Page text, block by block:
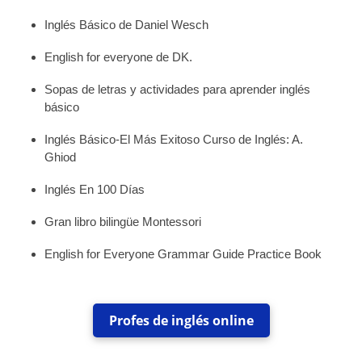
Inglés Básico de Daniel Wesch
English for everyone de DK.
Sopas de letras y actividades para aprender inglés
básico
Inglés Básico-El Más Exitoso Curso de Inglés: A.
Ghiod
Inglés En 100 Días
Gran libro bilingüe Montessori
English for Everyone Grammar Guide Practice Book
Profes de inglés online